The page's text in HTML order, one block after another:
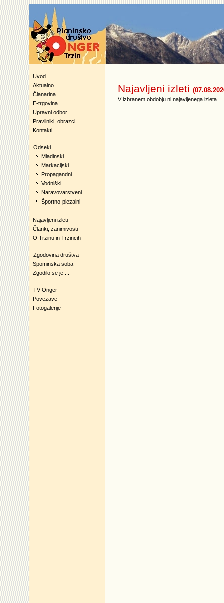
Uvod
Aktualno
Članarina
E-trgovina
Upravni odbor
Pravilniki, obrazci
Kontakti
Odseki
Mladinski
Markacijski
Propagandni
Vodniški
Naravovarstveni
Športno-plezalni
Najavljeni izleti
Članki, zanimivosti
O Trzinu in Trzincih
Zgodovina društva
Spominska soba
Zgodilo se je ...
TV Onger
Povezave
Fotogalerije
Najavljeni izleti
V izbranem obdobju ni najavljenega izleta